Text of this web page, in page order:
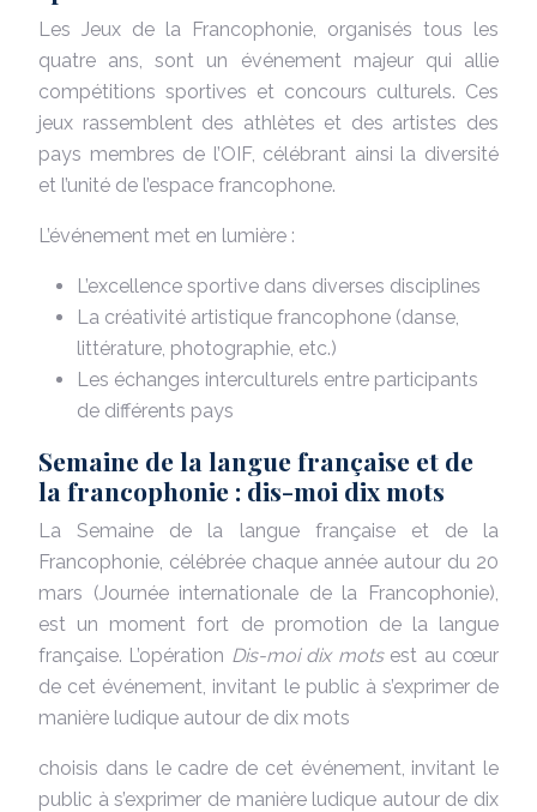
Les Jeux de la Francophonie, organisés tous les
quatre ans, sont un événement majeur qui allie
compétitions sportives et concours culturels. Ces
jeux rassemblent des athlètes et des artistes des
pays membres de l’OIF, célébrant ainsi la diversité
et l’unité de l’espace francophone.
L’événement met en lumière :
L’excellence sportive dans diverses disciplines
La créativité artistique francophone (danse,
littérature, photographie, etc.)
Les échanges interculturels entre participants
de différents pays
Semaine de la langue française et de
la francophonie : dis-moi dix mots
La Semaine de la langue française et de la
Francophonie, célébrée chaque année autour du 20
mars (Journée internationale de la Francophonie),
est un moment fort de promotion de la langue
française. L’opération Dis-moi dix mots est au cœur
de cet événement, invitant le public à s’exprimer de
manière ludique autour de dix mots
choisis dans le cadre de cet événement, invitant le
public à s’exprimer de manière ludique autour de dix